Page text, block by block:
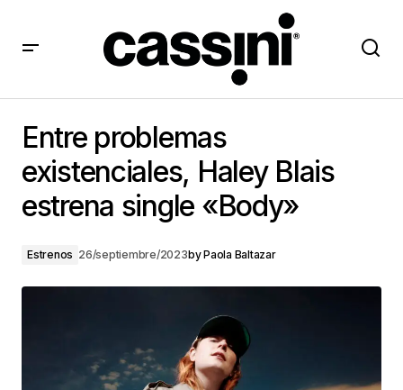
Entre problemas
existenciales, Haley Blais
estrena single «Body»
Estrenos 26/septiembre/2023byPaola Baltazar